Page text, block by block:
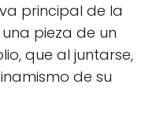
principal de la
pieza de un
que al juntarse,
de su